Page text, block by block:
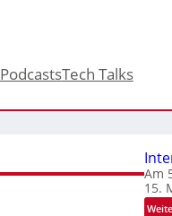
PodcastsTech Talks
Am
15.